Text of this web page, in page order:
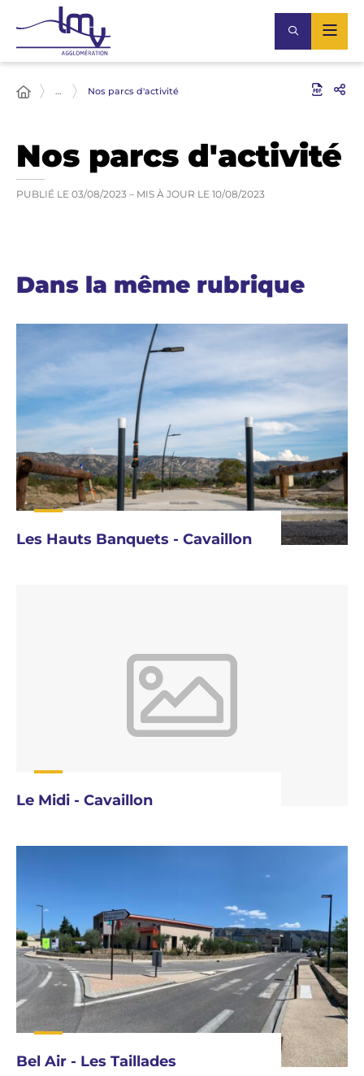
… Nos parcs d'activité
Nos parcs d'activité
PUBLIÉ LE 03/08/2023 – MIS À JOUR LE 10/08/2023
Dans la même rubrique
Les Hauts Banquets - Cavaillon
Le Midi - Cavaillon
Bel Air - Les Taillades